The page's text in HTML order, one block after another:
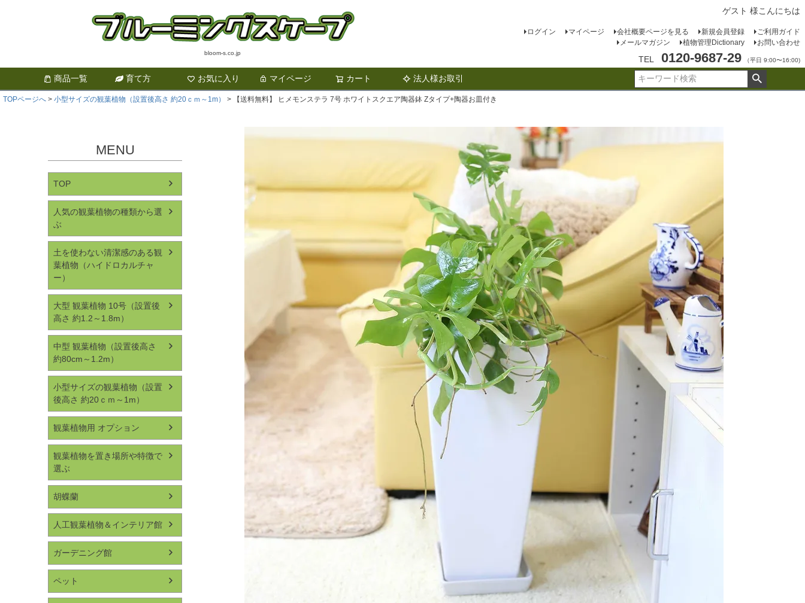
bloom-s.co.jp
ゲスト 様こんにちは
ログイン マイページ 会社概要ページを見る 新規会員登録
ご利用ガイド
メールマガジン
植物管理Dictionary お問い合わせ
TEL 0120-9687-29 （平日 9:00〜16:00)
商品一覧 育て方 お気に入り マイページ カート 法人様お取引
検索
TOPページへ 小型サイズの観葉植物（設置後高さ 約20ｃｍ～1m） 【送料無料】 ヒメモンステラ 7号 ホワイトスクエア陶器鉢 Zタイプ+陶器お皿付き
MENU
TOP
人気の観葉植物の種類から選
ぶ
土を使わない清潔感のある観
葉植物（ハイドロカルチャ
ー）
大型 観葉植物 10号（設置後
高さ 約1.2～1.8m）
中型 観葉植物（設置後高さ
約80cm～1.2m）
小型サイズの観葉植物（設置
後高さ 約20ｃｍ～1m）
観葉植物用 オプション
観葉植物を置き場所や特徴で
選ぶ
胡蝶蘭
人工観葉植物＆インテリア館
ガーデニング館
ペット